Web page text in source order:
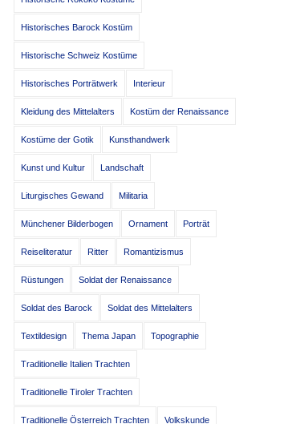
Historisches Barock Kostüm
Historische Schweiz Kostüme
Historisches Porträtwerk Interieur
Kleidung des Mittelalters Kostüm der Renaissance
Kostüme der Gotik Kunsthandwerk
Kunst und Kultur Landschaft
Liturgisches Gewand Militaria
Münchener Bilderbogen Ornament Porträt
Reiseliteratur Ritter Romantizismus
Rüstungen Soldat der Renaissance
Soldat des Barock Soldat des Mittelalters
Textildesign Thema Japan Topographie
Traditionelle Italien Trachten
Traditionelle Tiroler Trachten
Traditionelle Österreich Trachten Volkskunde